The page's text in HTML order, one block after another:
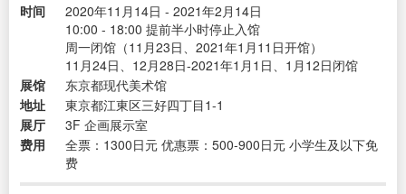
时间
2020年11月14日 - 2021年2月14日
10:00 - 18:00 提前半小时停止入馆
周一闭馆（11月23日、2021年1月11日开馆）
11月24日、12月28日-2021年1月1日、1月12日闭馆
展馆
东京都现代美术馆
地址
東京都江東区三好四丁目1-1
展厅
3F 企画展示室
费用
全票：1300日元 优惠票：500-900日元 小学生及以下免
费